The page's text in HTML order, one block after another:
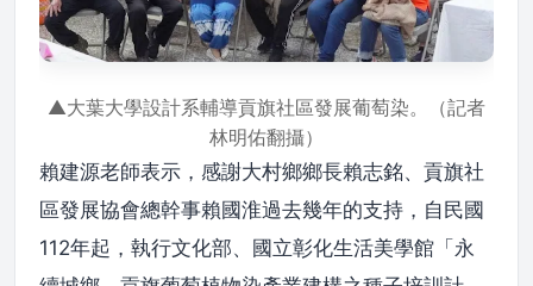
▲大葉大學設計系輔導貢旗社區發展葡萄染。（記者
林明佑翻攝）
賴建源老師表示，感謝大村鄉鄉長賴志銘、貢旗社
區發展協會總幹事賴國淮過去幾年的支持，自民國
112年起，執行文化部、國立彰化生活美學館「永